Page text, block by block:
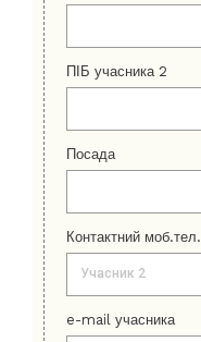
ПІБ учасника 2
Посада
Контактний моб.тел.
e-mail учасника